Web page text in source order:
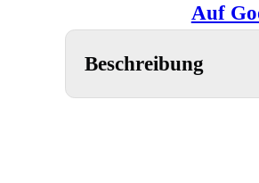
Auf
Beschreibung